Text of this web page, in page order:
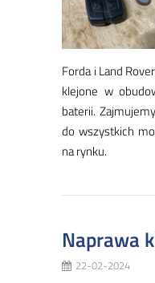
For­da i Land
kle­jo­ne w
ba­te­rii.
do wszyst­kich
na ryn­ku.
Naprawa
22-02-2024